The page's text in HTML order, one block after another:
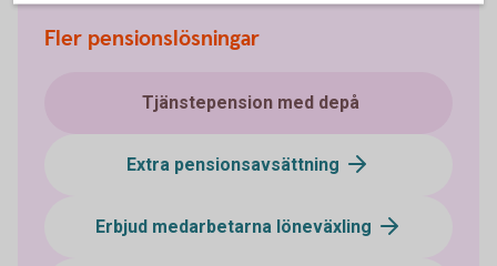
Fler pensionslösningar
Tjänstepension med depå
Extra pensionsavsättning
Erbjud medarbetarna löneväxling